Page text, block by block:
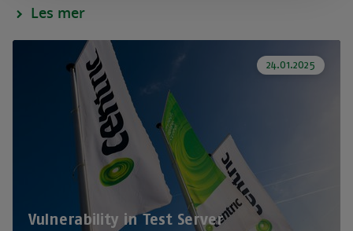
Les mer
24.01.2025
Vulnerability in Test Server